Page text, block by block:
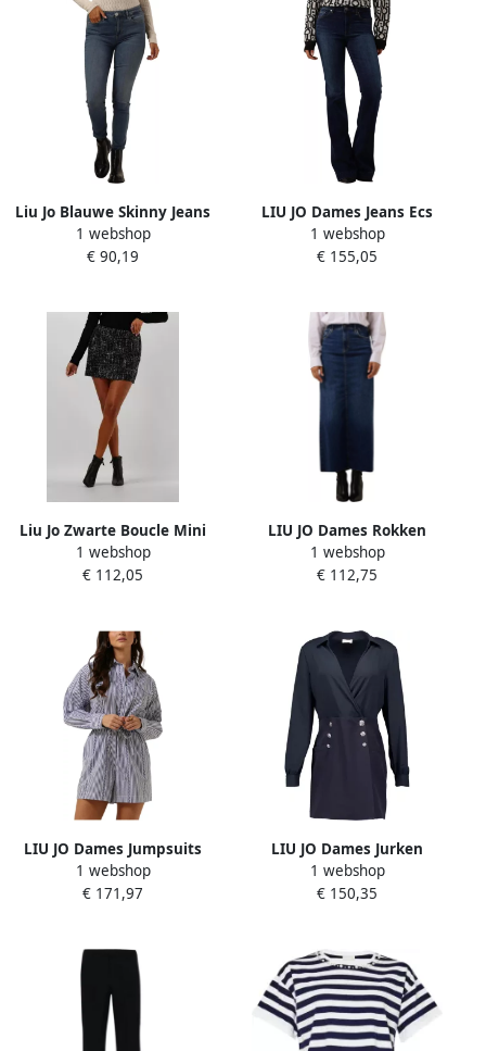
Liu Jo Blauwe Skinny Jeans
Hoge Taille Blue Dames
1 webshop
€ 90,19
LIU JO Dames Jeans Ecs
Pant.authentic Beat H.w.
Blauw
1 webshop
€ 155,05
Liu Jo Zwarte Boucle Mini
Rok Elegant Vrouwelijk
Multicolor Dames
1 webshop
€ 112,05
LIU JO Dames Rokken
Gonna Lunga Denim
Donkerblauw
1 webshop
€ 112,75
LIU JO Dames Jumpsuits
Popeline Stampa Tp Dress
Blauw wit Gestreept
1 webshop
€ 171,97
LIU JO Dames Jurken
Thriller Bottoni Dress
Donkerblauw
1 webshop
€ 150,35